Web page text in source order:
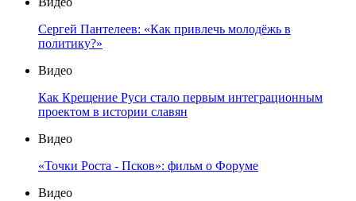
Сергей Пантелеев: «Как привлечь молодёжь в
политику?»
Видео
Как Крещение Руси стало первым интеграционным
проектом в истории славян
Видео
«Точки Роста - Псков»: фильм о Форуме
Видео